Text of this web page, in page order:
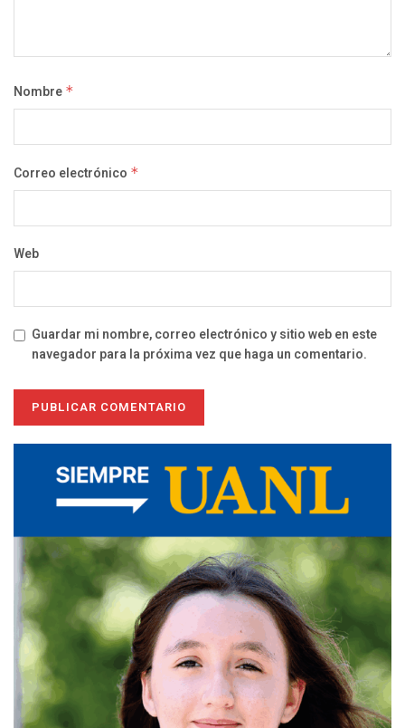
Nombre *
Correo electrónico *
Web
Guardar mi nombre, correo electrónico y sitio web en este
navegador para la próxima vez que haga un comentario.